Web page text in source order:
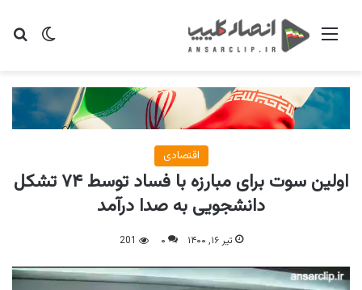
تغییر منو
اقتصادی
اولین سوت برای مبارزه با فساد توسط ۷۴ تشکل
دانشجویی به صدا درآمد
تیر ۱۶, ۱۴۰۰ ۰ 201
نمایشگر
ویدیو